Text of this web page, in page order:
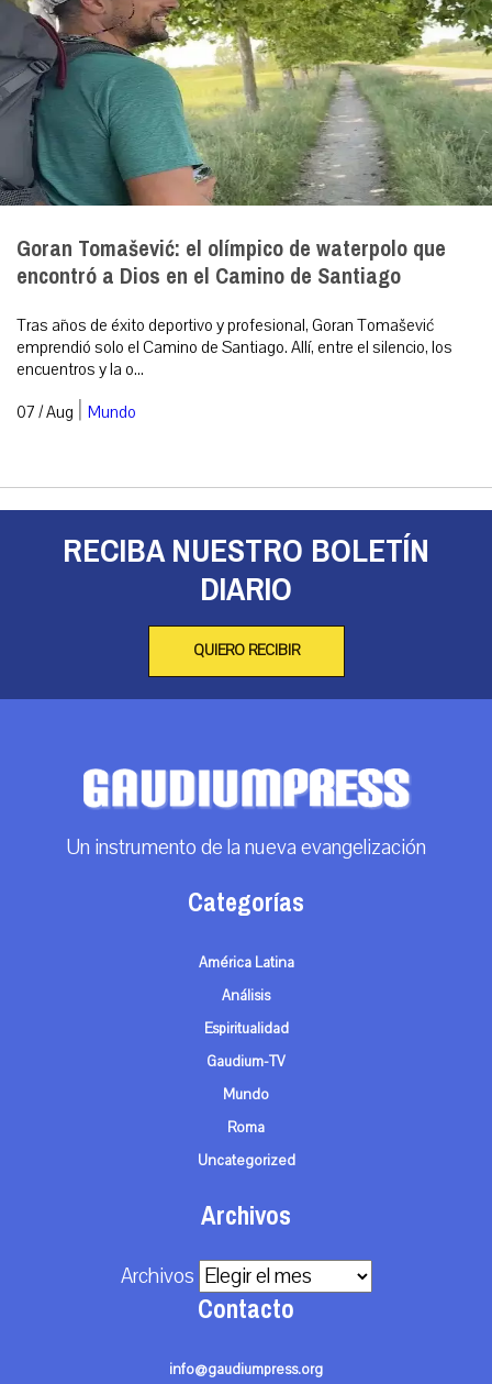
Goran Tomašević: el olímpico de waterpolo que
encontró a Dios en el Camino de Santiago
Tras años de éxito deportivo y profesional, Goran Tomašević
emprendió solo el Camino de Santiago. Allí, entre el silencio, los
encuentros y la o...
07 / Aug | Mundo
RECIBA NUESTRO BOLETÍN
DIARIO
QUIERO RECIBIR
Un instrumento de la nueva evangelización
Categorías
América Latina
Análisis
Espiritualidad
Gaudium-TV
Mundo
Roma
Uncategorized
Archivos
Archivos
Contacto
info@gaudiumpress.org